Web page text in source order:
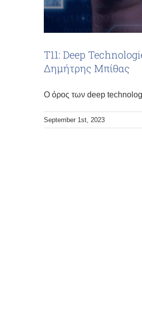
Τ11: Deep
Δημήτρης Μπίθας
Ο όρος των deep
September 1st, 2023